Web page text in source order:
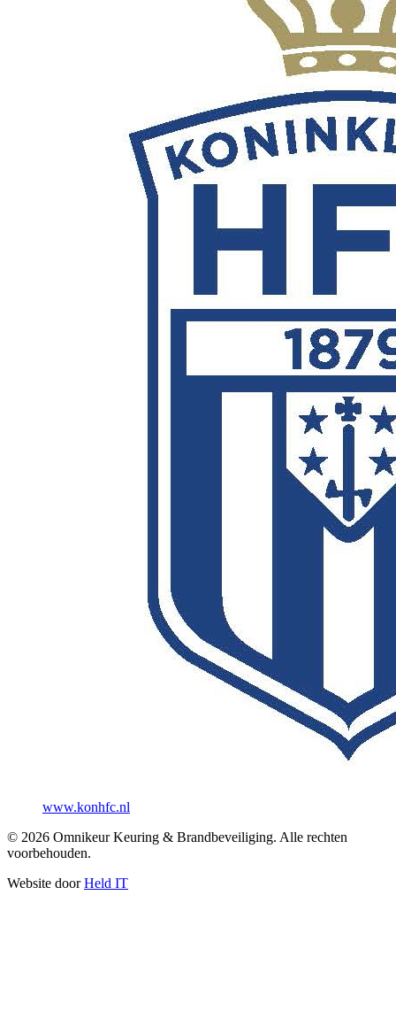
www.konhfc.nl
© 2026 Omnikeur Keuring & Brandbeveiliging. Alle rechten
voorbehouden.
Website door Held IT